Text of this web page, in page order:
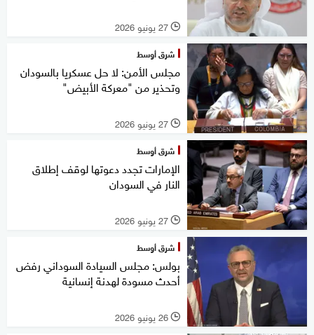
l 27 يونيو 2026
شرق أوسط
مجلس الأمن: لا حل عسكريا بالسودان
وتحذير من "معركة الأبيض"
l 27 يونيو 2026
شرق أوسط
الإمارات تجدد دعوتها لوقف إطلاق
النار في السودان
l 27 يونيو 2026
شرق أوسط
بولس: مجلس السيادة السوداني رفض
أحدث مسودة لهدنة إنسانية
l 26 يونيو 2026